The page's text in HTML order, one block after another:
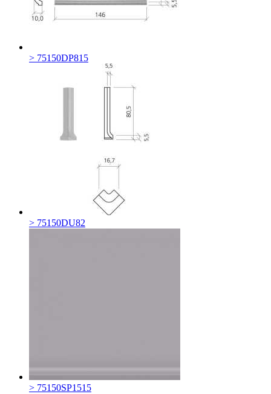
> 75150DP815
> 75150DU82
> 75150SP1515